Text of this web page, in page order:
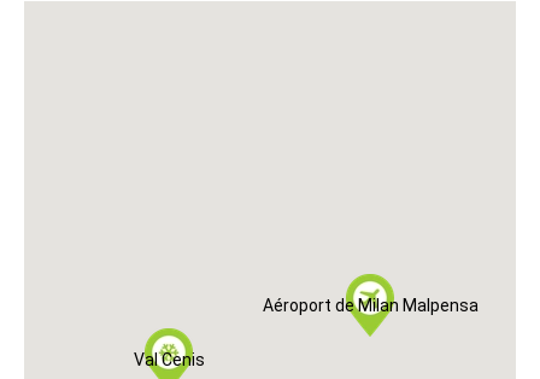
Val Cenis
Aéroport de Milan Malpensa